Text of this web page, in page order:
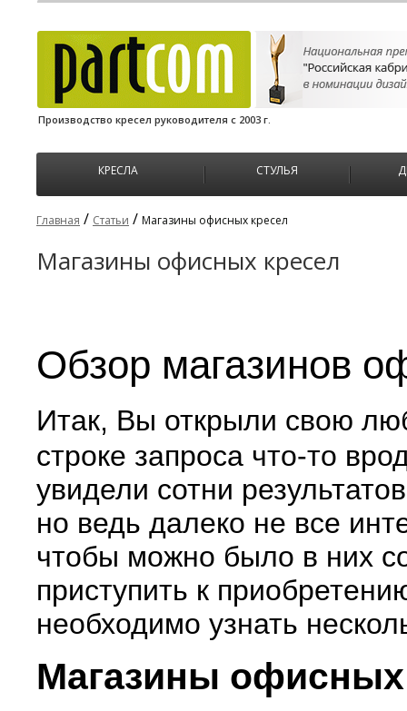
Производство кресел руководителя с 2003 г.
КРЕСЛА СТУЛЬЯ
Главная / Статьи / Магазины офисных кресел
Магазины офисных кресел
Обзор магазинов
Итак, Вы открыли свою
строке запроса что-то
увидели сотни
но ведь далеко не все
чтобы можно было в них
приступить к
необходимо узнать
Магазины офисных